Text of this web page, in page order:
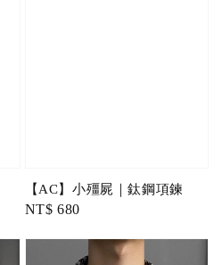
【AC】小殭屍｜鈦鋼項鍊
Regular
NT$ 680